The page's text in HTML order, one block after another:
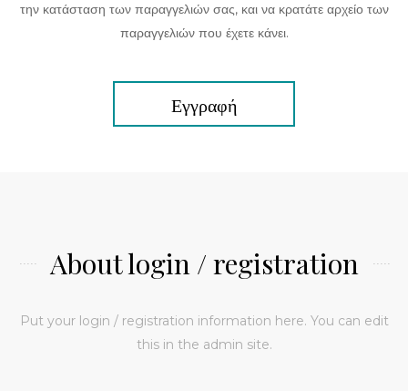
την κατάσταση των παραγγελιών σας, και να κρατάτε αρχείο των
παραγγελιών που έχετε κάνει.
Εγγραφή
About login / registration
Put your login / registration information here. You can edit
this in the admin site.